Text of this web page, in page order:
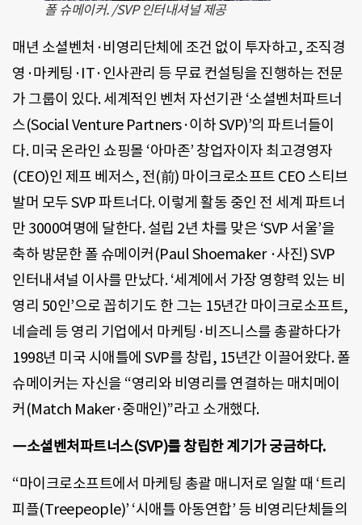
폴 슈메이커. /SVP 인터내셔널 제공
매년 소셜벤처·비영리단체에 조건 없이 투자하고, 조직경
영·마케팅·IT·인사관리 등 무료 컨설팅을 진행하는 전문
가 그룹이 있다. 세계적인 벤처 자선기관 ‘소셜벤처파트너
스(Social Venture Partners·이하 SVP)’의 파트너들이
다. 미국 온라인 쇼핑몰 ‘아마존’ 창업자이자 최고경영자
(CEO)인 제프 베저스, 전(前) 마이크로소프트 CEO 스티브
발머 모두 SVP 파트너다. 이렇게 활동 중인 전 세계 파트너
만 3000여명에 달한다. 설립 2년 차를 맞은 ‘SVP 서울’을
축하 방문한 폴 슈메이커(Paul Shoemaker ·사진) SVP
인터내셔널 이사를 만났다. ‘세계에서 가장 영향력 있는 비
영리 50인’으로 꼽히기도 한 그는 15년간 마이크로소프트,
네슬레 등 영리 기업에서 마케팅·비즈니스를 총괄하다가
1998년 미국 시애틀에 SVP를 창립, 15년간 이끌어왔다. 폴
슈메이커는 자신을 “영리와 비영리를 연결하는 매치메이
커(Match Maker·중매인)”라고 소개했다.
―소셜벤처파트너스(SVP)를 창립한 계기가 궁금하다.
“마이크로소프트에서 마케팅 총괄 매니저로 일할 때 ‘트리
피플(Treepeople)’ ‘시애틀 아동연합’ 등 비영리단체들의